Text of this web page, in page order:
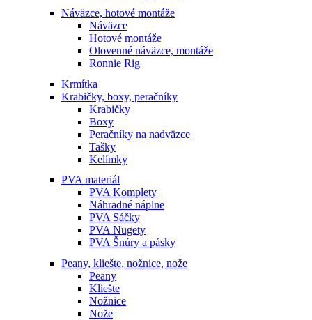
Náväzce, hotové montáže
Náväzce
Hotové montáže
Olovenné náväzce, montáže
Ronnie Rig
Krmítka
Krabičky, boxy, peračníky
Krabičky
Boxy
Peračníky na nadväzce
Tašky
Kelímky
PVA materiál
PVA Komplety
Náhradné náplne
PVA Sáčky
PVA Nugety
PVA Šnúry a pásky
Peany, kliešte, nožnice, nože
Peany
Kliešte
Nožnice
Nože